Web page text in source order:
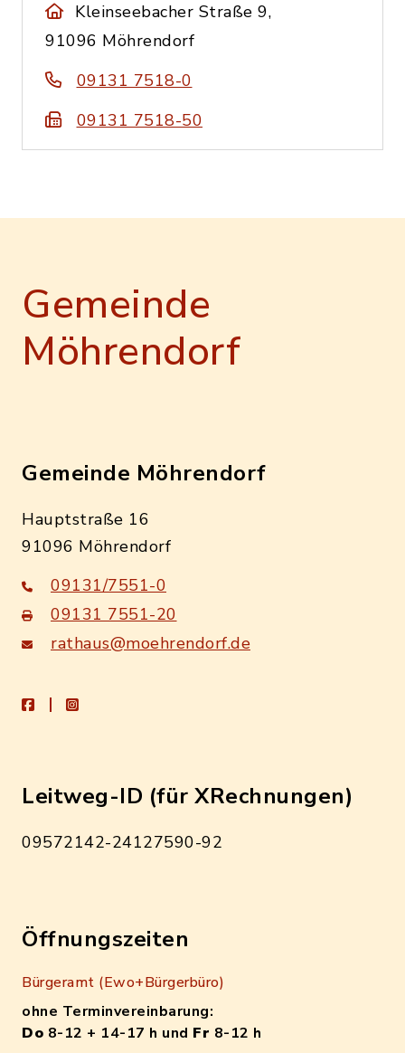
Kleinseebacher Straße 9,
91096 Möhrendorf
09131 7518-0
09131 7518-50
Gemeinde
Möhrendorf
Gemeinde Möhrendorf
Hauptstraße 16
91096 Möhrendorf
09131/7551-0
09131 7551-20
rathaus@moehrendorf.de
facebookinstagram
Leitweg-ID (für XRechnungen)
09572142-24127590-92
Öffnungszeiten
Bürgeramt (Ewo+Bürgerbüro)
ohne Terminvereinbarung:
Do 8-12 + 14-17 h und Fr 8-12 h